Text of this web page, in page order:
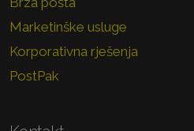
Marketinške usluge
Korporativna rješenja
PostPak